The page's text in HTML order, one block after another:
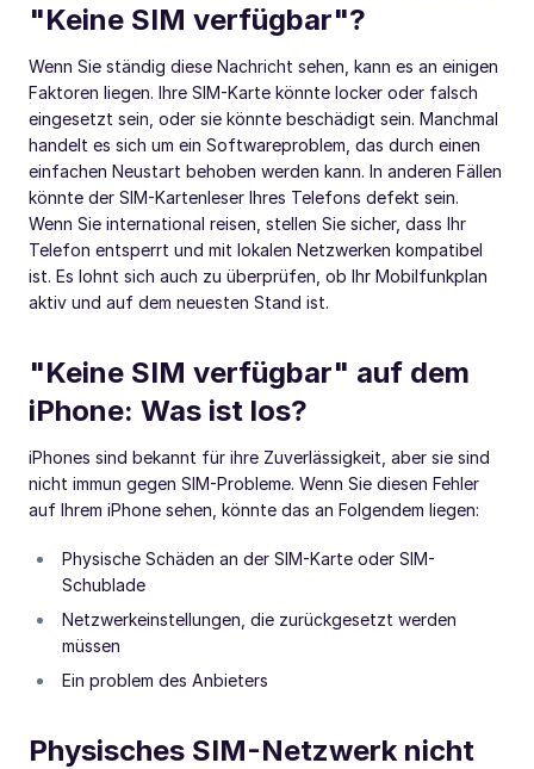
"Keine SIM verfügbar"?
Wenn Sie ständig diese Nachricht sehen, kann es an einigen
Faktoren liegen. Ihre SIM-Karte könnte locker oder falsch
eingesetzt sein, oder sie könnte beschädigt sein. Manchmal
handelt es sich um ein Softwareproblem, das durch einen
einfachen Neustart behoben werden kann. In anderen Fällen
könnte der SIM-Kartenleser Ihres Telefons defekt sein.
Wenn Sie international reisen, stellen Sie sicher, dass Ihr
Telefon entsperrt und mit lokalen Netzwerken kompatibel
ist. Es lohnt sich auch zu überprüfen, ob Ihr Mobilfunkplan
aktiv und auf dem neuesten Stand ist.
"Keine SIM verfügbar" auf dem
iPhone: Was ist los?
iPhones sind bekannt für ihre Zuverlässigkeit, aber sie sind
nicht immun gegen SIM-Probleme. Wenn Sie diesen Fehler
auf Ihrem iPhone sehen, könnte das an Folgendem liegen:
Physische Schäden an der SIM-Karte oder SIM-
Schublade
Netzwerkeinstellungen, die zurückgesetzt werden
müssen
Ein problem des Anbieters
Physisches SIM-Netzwerk nicht